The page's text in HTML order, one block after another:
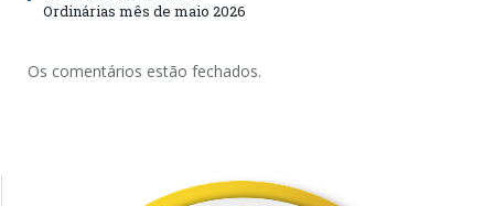
Ordinárias mês de maio 2026
Os comentários estão fechados.